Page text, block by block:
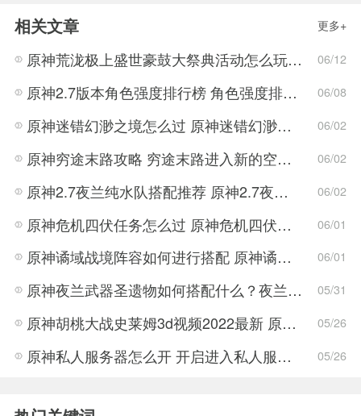
相关文章 更多+
原神荒泷极上盛世豪鼓大祭典活动怎么玩 荒泷极上盛世豪鼓大祭典活动指南 06/12
原神2.7版本角色强度排行榜 角色强度排行2022最新 06/08
原神迷错幻渺之境怎么过 原神迷错幻渺之境通关攻略 06/02
原神穷途末路攻略 穷途末路进入新的空间任务解密流程 06/02
原神2.7夜兰纯水队搭配推荐 原神2.7夜兰纯水队搭配方法 06/02
原神危机四伏任务怎么过 原神危机四伏解密技巧 06/01
原神谲域战境阵容如何进行搭配 原神谲域战境阵容推荐 06/01
原神夜兰武器圣遗物如何搭配什么？夜兰武器圣遗物搭配推荐攻略 05/31
原神胡桃大战史莱姆3d视频2022最新 原神胡桃大战史莱姆3d视频完整版 05/26
原神私人服务器怎么开 开启进入私人服务器详细介绍 05/26